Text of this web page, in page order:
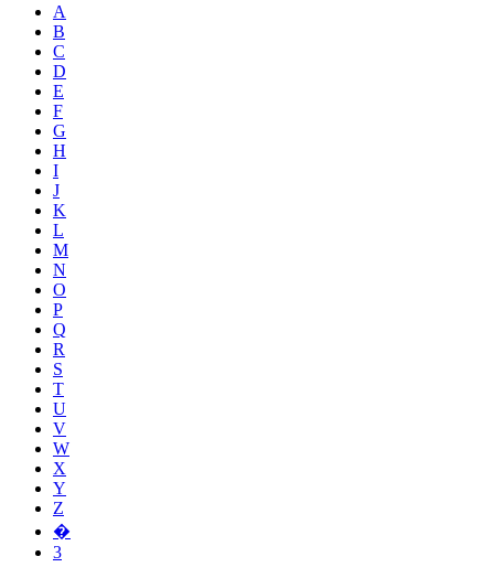
A
B
C
D
E
F
G
H
I
J
K
L
M
N
O
P
Q
R
S
T
U
V
W
X
Y
Z
�
3